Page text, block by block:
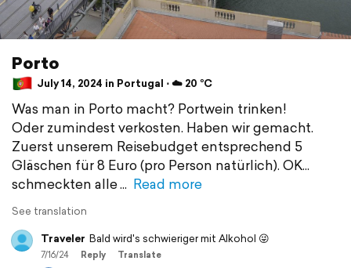
Porto
July 14, 2024 in Portugal ⋅ ☁️ 20 °C
Was man in Porto macht? Portwein trinken!
Oder zumindest verkosten. Haben wir gemacht.
Zuerst unserem Reisebudget entsprechend 5
Gläschen für 8 Euro (pro Person natürlich). OK...
schmeckten alle
Read more
See translation
Traveler Bald wird's schwieriger mit Alkohol 😜
7/16/24 Reply Translate